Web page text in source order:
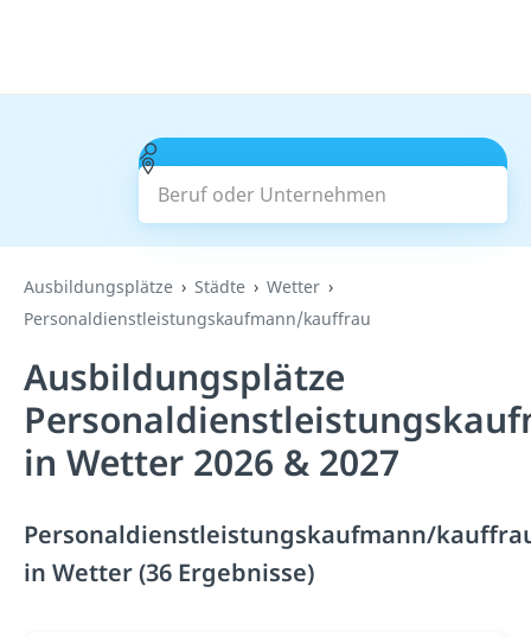
Beruf oder Unternehmen
Suchen
Ausbildungsplätze Städte
Wetter
Personaldienstleistungskaufmann/kauffrau
Ausbildungsplätze
in Wetter 2026 & 2027
Personaldienstleistungskaufmann/
in Wetter (36 Ergebnisse)